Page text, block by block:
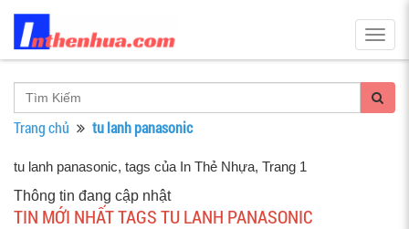
Trang chủ tu lanh panasonic
tu lanh panasonic, tags của In Thẻ Nhựa, Trang 1
Thông tin đang cập nhật
TIN MỚI NHẤT TAGS TU LANH PANASONIC